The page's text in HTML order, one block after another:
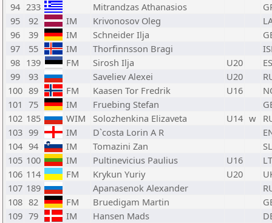
94 233 Mitrandzas Athanasios
95
92 IM Krivonosov Oleg
96
39 IM Schneider Ilja
97
55 IM Thorfinnsson Bragi
98 139 FM Sirosh Ilja U20
99
93 Saveliev Alexei U20
100 89 FM Kaasen Tor Fredrik U16
101 75 IM Fruebing Stefan
102 185 WIM Solozhenkina Elizaveta U14 w
103 99 IM D`costa Lorin A R
104 94 IM Tomazini Zan
105 100 IM Pultinevicius Paulius U16
106 114 FM Krykun Yuriy U20
107 189 Apanasenok Alexander
108 82 FM Bruedigam Martin
109 79 IM Hansen Mads